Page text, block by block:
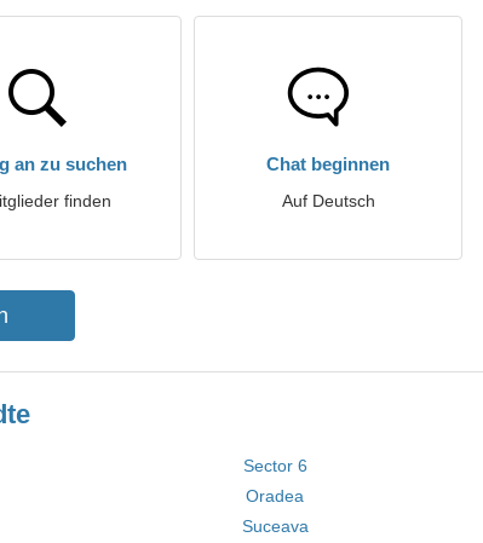
an zu suchen
finden
Chat beginnen
Auf Deutsch
Sector 6
Oradea
Suceava